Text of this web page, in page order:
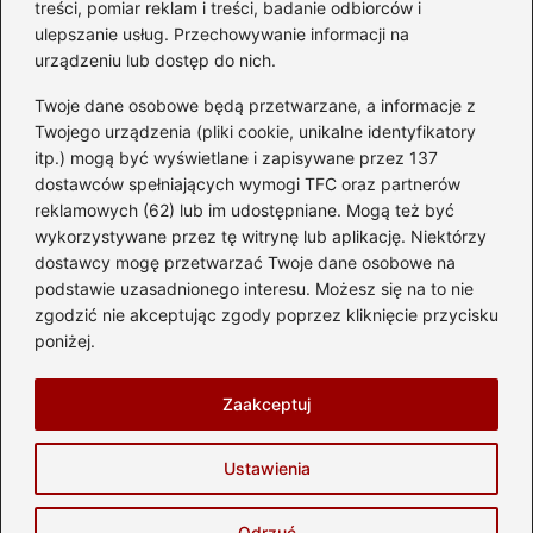
treści, pomiar reklam i treści, badanie odbiorców i
ulepszanie usług. Przechowywanie informacji na
urządzeniu lub dostęp do nich.
Twoje dane osobowe będą przetwarzane, a informacje z
Twojego urządzenia (pliki cookie, unikalne identyfikatory
itp.) mogą być wyświetlane i zapisywane przez 137
dostawców spełniających wymogi TFC oraz partnerów
reklamowych (62) lub im udostępniane. Mogą też być
wykorzystywane przez tę witrynę lub aplikację. Niektórzy
dostawcy mogę przetwarzać Twoje dane osobowe na
podstawie uzasadnionego interesu. Możesz się na to nie
zgodzić nie akceptując zgody poprzez kliknięcie przycisku
poniżej.
Ustawienia
Zaakceptuj
Kategorie
Akumulator(74)
Benzyna i Diesel(87)
Motocykle(49)
Opony(81)
Prawo jazdy(77)
Samochody(238)
Silnik(83)
Copyright © 2026 automotostrefa.pl
Prywatność
Zasady użytkowania
Napisz do nas